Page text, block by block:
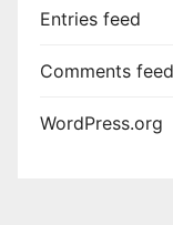
Entries feed
Comments feed
WordPress.org